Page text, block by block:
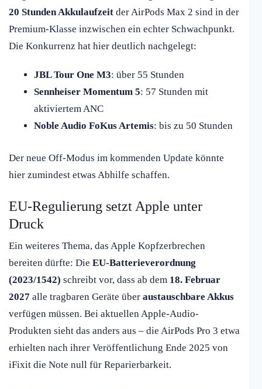
20 Stunden Akkulaufzeit der AirPods Max 2 sind in der
Premium-Klasse inzwischen ein echter Schwachpunkt.
Die Konkurrenz hat hier deutlich nachgelegt:
JBL Tour One M3: über 55 Stunden
Sennheiser Momentum 5: 57 Stunden mit
aktiviertem ANC
Noble Audio FoKus Artemis: bis zu 50 Stunden
Der neue Off-Modus im kommenden Update könnte
hier zumindest etwas Abhilfe schaffen.
EU-Regulierung setzt Apple unter
Druck
Ein weiteres Thema, das Apple Kopfzerbrechen
bereiten dürfte: Die EU-Batterieverordnung
(2023/1542) schreibt vor, dass ab dem 18. Februar
2027 alle tragbaren Geräte über austauschbare Akkus
verfügen müssen. Bei aktuellen Apple-Audio-
Produkten sieht das anders aus – die AirPods Pro 3 etwa
erhielten nach ihrer Veröffentlichung Ende 2025 von
iFixit die Note null für Reparierbarkeit.